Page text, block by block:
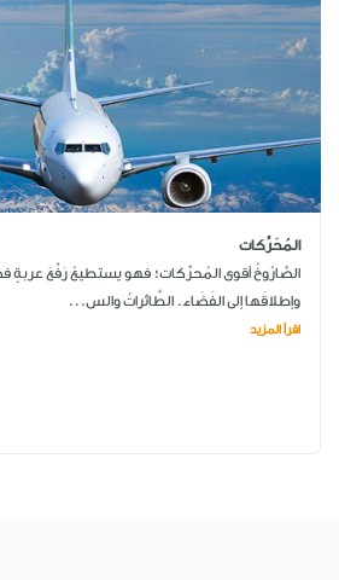
المُحَرِّكات
الصَّارُوخُ أقوى المُحرِّكات؛ فهو يستطيعُ رَفْعَ عربةٍ
وإطلاقَها إلى الفَضَاء. الطَّائراتُ والس...
اقرأ المزيد